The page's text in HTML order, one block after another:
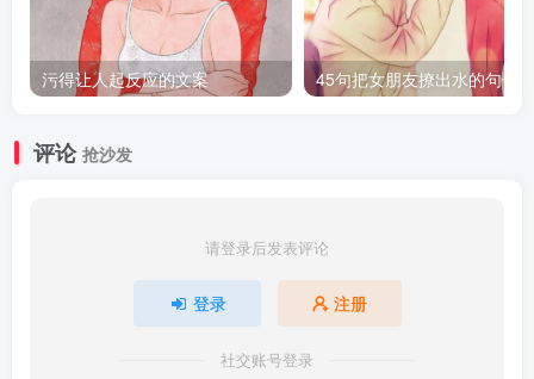
污得让人起反应的文案 45句把女朋友撩出水的句子
评论 抢沙发
请登录后发表评论
登录 注册
社交账号登录